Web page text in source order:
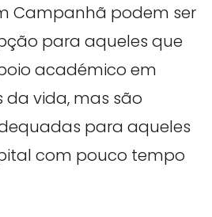
Campanhã podem ser
para aqueles que
académico em
da vida, mas são
para aqueles
com pouco tempo